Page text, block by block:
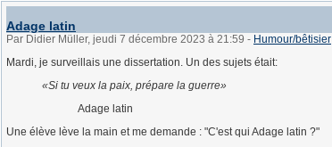
Adage latin
Par Didier Müller, jeudi 7 décembre 2023 à 21:59 - Humour/bêtisier
Mardi, je surveillais une dissertation. Un des sujets était:
Si tu veux la paix, prépare la guerre
Adage latin
Une élève lève la main et me demande : "C'est qui Adage latin ?"